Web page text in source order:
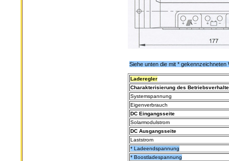
Siehe unten die mit *
Laderegler
Charakterisierung des
Systemspannung
Eigenverbrauch
DC Eingangsseite
Solarmodulstrom
DC Ausgangsseite
Laststrom
* Ladeendspannung
* Boostladespannung